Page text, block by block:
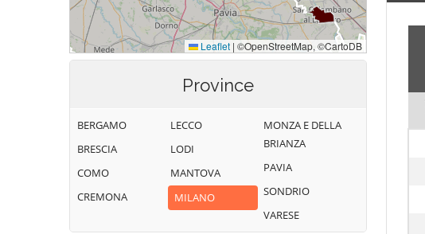
Province
BERGAMO
BRESCIA
COMO
CREMONA
LECCO
LODI
MANTOVA
MILANO
MONZA E DELLA
BRIANZA
PAVIA
SONDRIO
VARESE